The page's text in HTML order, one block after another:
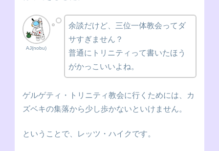
AJ(nobu)
余談だけど、三位一体教会ってダ
サすぎません？
普通にトリニティって書いたほう
がかっこいいよね。
ゲルゲティ・トリニティ教会に行くためには、カ
ズベキの集落から少し歩かないといけません。
ということで、レッツ・ハイクです。